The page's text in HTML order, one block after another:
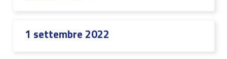
1 settembre 2022